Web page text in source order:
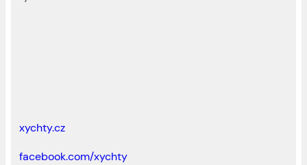
xychty.cz
facebook.com/xychty